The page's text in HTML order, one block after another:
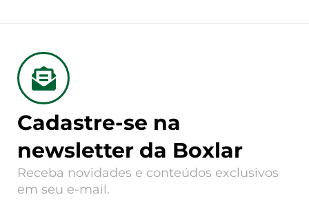
Cadastre-se na
newsletter da Boxlar
Receba novidades e conteúdos exclusivos
em seu e-mail.